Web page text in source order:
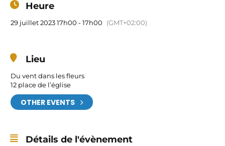
Heure
29 juillet 2023 17h00 - 17h00 (GMT+02:00)
Lieu
Du vent dans les fleurs
12 place de l’église
OTHER EVENTS
Détails de l'évènement